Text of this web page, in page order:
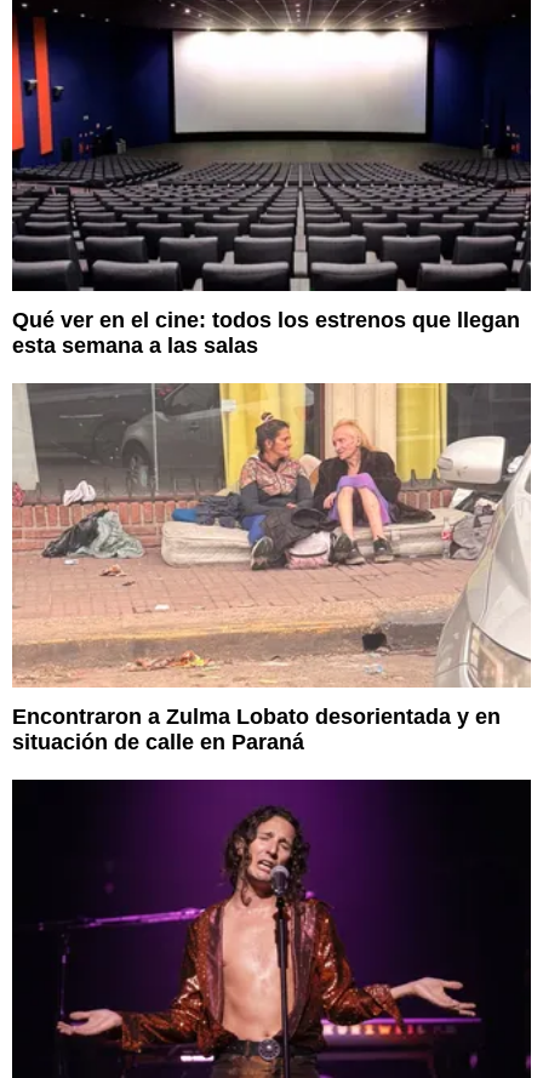
Qué ver en el cine: todos los estrenos que llegan
esta semana a las salas
Encontraron a Zulma Lobato desorientada y en
situación de calle en Paraná